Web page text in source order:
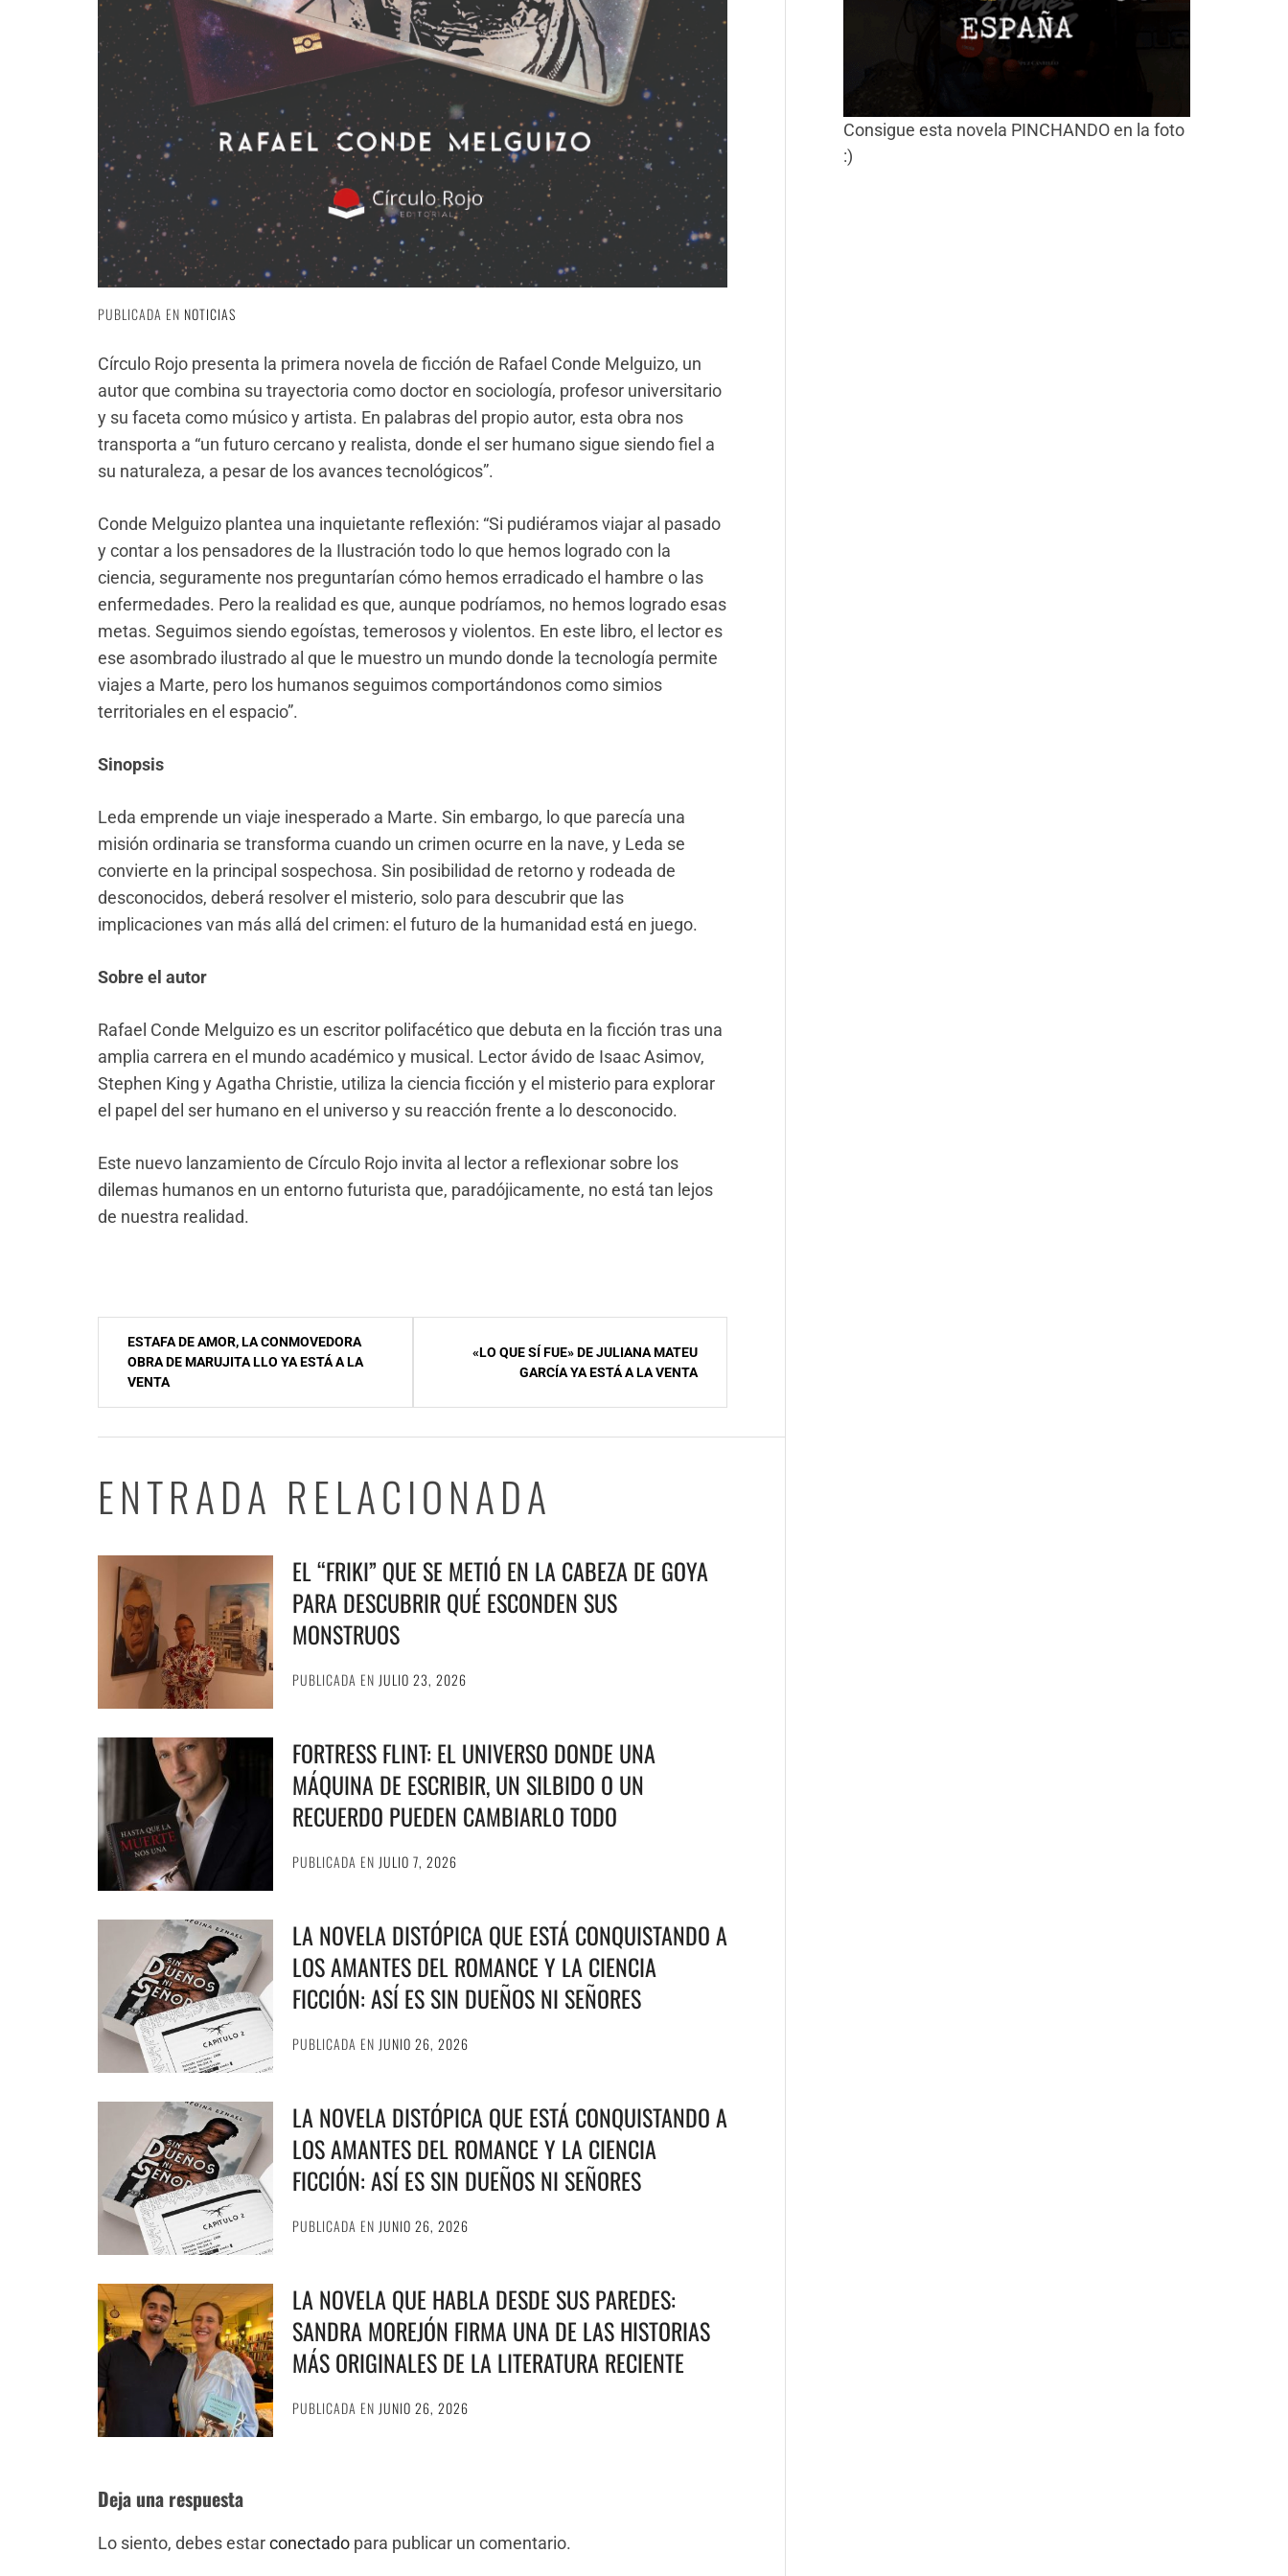
PUBLICADA EN NOTICIAS
Círculo Rojo presenta la primera novela de ficción de Rafael Conde Melguizo, un
autor que combina su trayectoria como doctor en sociología, profesor universitario
y su faceta como músico y artista. En palabras del propio autor, esta obra nos
transporta a “un futuro cercano y realista, donde el ser humano sigue siendo fiel a
su naturaleza, a pesar de los avances tecnológicos”.
Conde Melguizo plantea una inquietante reflexión: “Si pudiéramos viajar al pasado
y contar a los pensadores de la Ilustración todo lo que hemos logrado con la
ciencia, seguramente nos preguntarían cómo hemos erradicado el hambre o las
enfermedades. Pero la realidad es que, aunque podríamos, no hemos logrado esas
metas. Seguimos siendo egoístas, temerosos y violentos. En este libro, el lector es
ese asombrado ilustrado al que le muestro un mundo donde la tecnología permite
viajes a Marte, pero los humanos seguimos comportándonos como simios
territoriales en el espacio”.
Sinopsis
Leda emprende un viaje inesperado a Marte. Sin embargo, lo que parecía una
misión ordinaria se transforma cuando un crimen ocurre en la nave, y Leda se
convierte en la principal sospechosa. Sin posibilidad de retorno y rodeada de
desconocidos, deberá resolver el misterio, solo para descubrir que las
implicaciones van más allá del crimen: el futuro de la humanidad está en juego.
Sobre el autor
Rafael Conde Melguizo es un escritor polifacético que debuta en la ficción tras una
amplia carrera en el mundo académico y musical. Lector ávido de Isaac Asimov,
Stephen King y Agatha Christie, utiliza la ciencia ficción y el misterio para explorar
el papel del ser humano en el universo y su reacción frente a lo desconocido.
Este nuevo lanzamiento de Círculo Rojo invita al lector a reflexionar sobre los
dilemas humanos en un entorno futurista que, paradójicamente, no está tan lejos
de nuestra realidad.
Navegación
entradas
ESTAFA DE AMOR, LA CONMOVEDORA
OBRA DE MARUJITA LLO YA ESTÁ A LA
VENTA
«LO QUE SÍ FUE» DE JULIANA MATEU
GARCÍA YA ESTÁ A LA VENTA
ENTRADA RELACIONADA
EL “FRIKI” QUE SE METIÓ EN LA CABEZA DE GOYA
PARA DESCUBRIR QUÉ ESCONDEN SUS
MONSTRUOS
PUBLICADA EN JULIO 23, 2026
FORTRESS FLINT: EL UNIVERSO DONDE UNA
MÁQUINA DE ESCRIBIR, UN SILBIDO O UN
RECUERDO PUEDEN CAMBIARLO TODO
PUBLICADA EN JULIO 7, 2026
LA NOVELA DISTÓPICA QUE ESTÁ CONQUISTANDO A
LOS AMANTES DEL ROMANCE Y LA CIENCIA
FICCIÓN: ASÍ ES SIN DUEÑOS NI SEÑORES
PUBLICADA EN JUNIO 26, 2026
LA NOVELA DISTÓPICA QUE ESTÁ CONQUISTANDO A
LOS AMANTES DEL ROMANCE Y LA CIENCIA
FICCIÓN: ASÍ ES SIN DUEÑOS NI SEÑORES
PUBLICADA EN JUNIO 26, 2026
LA NOVELA QUE HABLA DESDE SUS PAREDES:
SANDRA MOREJÓN FIRMA UNA DE LAS HISTORIAS
MÁS ORIGINALES DE LA LITERATURA RECIENTE
PUBLICADA EN JUNIO 26, 2026
Deja una respuesta
Lo siento, debes estarconectado para publicar un comentario.
Consigue esta novela PINCHANDO en la foto
:)